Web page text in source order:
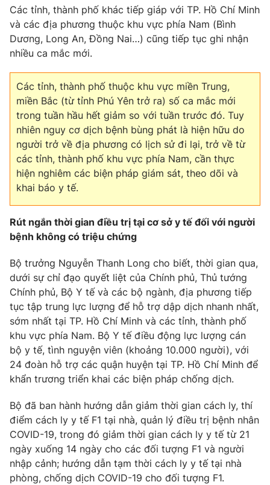
Các tỉnh, thành phố khác tiếp giáp với TP. Hồ Chí Minh
và các địa phương thuộc khu vực phía Nam (Bình
Dương, Long An, Đồng Nai…) cũng tiếp tục ghi nhận
nhiều ca mắc mới.
Các tỉnh, thành phố thuộc khu vực miền Trung,
miền Bắc (từ tỉnh Phú Yên trở ra) số ca mắc mới
trong tuần hầu hết giảm so với tuần trước đó. Tuy
nhiên nguy cơ dịch bệnh bùng phát là hiện hữu do
người trở về địa phương có lịch sử đi lại, trở về từ
các tỉnh, thành phố khu vực phía Nam, cần thực
hiện nghiêm các biện pháp giám sát, theo dõi và
khai báo y tế.
Rút ngắn thời gian điều trị tại cơ sở y tế đối với người
bệnh không có triệu chứng
Bộ trưởng Nguyễn Thanh Long cho biết, thời gian qua,
dưới sự chỉ đạo quyết liệt của Chính phủ, Thủ tướng
Chính phủ, Bộ Y tế và các bộ ngành, địa phương tiếp
tục tập trung lực lượng để hỗ trợ dập dịch nhanh nhất,
sớm nhất tại TP. Hồ Chí Minh và các tỉnh, thành phố
khu vực phía Nam. Bộ Y tế điều động lực lượng cán
bộ y tế, tình nguyện viên (khoảng 10.000 người), với
24 đoàn hỗ trợ các quận huyện tại TP. Hồ Chí Minh để
khẩn trương triển khai các biện pháp chống dịch.
Bộ đã ban hành hướng dẫn giảm thời gian cách ly, thí
điểm cách ly y tế F1 tại nhà, quản lý điều trị bệnh nhân
COVID-19, trong đó giảm thời gian cách ly y tế từ 21
ngày xuống 14 ngày cho các đối tượng F1 và người
nhập cảnh; hướng dẫn tạm thời cách ly y tế tại nhà
phòng, chống dịch COVID-19 cho đối tượng F1.